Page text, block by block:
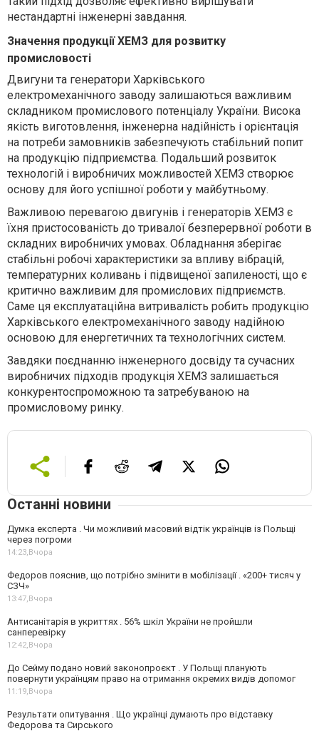
нестандартні інженерні завдання.
Значення продукції ХЕМЗ для розвитку
промисловості
Двигуни та генератори Харківського
електромеханічного заводу залишаються важливим
складником промислового потенціалу України. Висока
якість виготовлення, інженерна надійність і орієнтація
на потреби замовників забезпечують стабільний попит
на продукцію підприємства. Подальший розвиток
технологій і виробничих можливостей ХЕМЗ створює
основу для його успішної роботи у майбутньому.
Важливою перевагою двигунів і генераторів ХЕМЗ є
їхня пристосованість до тривалої безперервної роботи в
складних виробничих умовах. Обладнання зберігає
стабільні робочі характеристики за впливу вібрацій,
температурних коливань і підвищеної запиленості, що є
критично важливим для промислових підприємств.
Саме ця експлуатаційна витривалість робить продукцію
Харківського електромеханічного заводу надійною
основою для енергетичних та технологічних систем.
Завдяки поєднанню інженерного досвіду та сучасних
виробничих підходів продукція ХЕМЗ залишається
конкурентоспроможною та затребуваною на
промисловому ринку.
Останні новини
Думка експерта . Чи можливий масовий відтік українців із Польщі
через погроми
14:23, Вчора
Федоров пояснив, що потрібно змінити в мобілізації . «200+ тисяч у
СЗЧ»
13:47, Вчора
Антисанітарія в укриттях . 56% шкіл України не пройшли
санперевірку
12:42, Вчора
До Сейму подано новий законопроєкт . У Польщі планують
повернути українцям право на отримання окремих видів допомог
11:19, Вчора
Результати опитування . Що українці думають про відставку
Федорова та Сирського